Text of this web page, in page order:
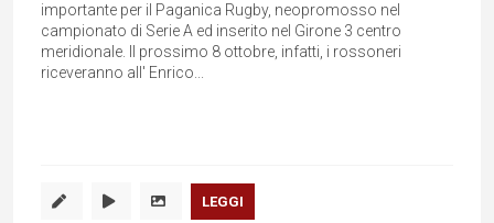
importante per il Paganica Rugby, neopromosso nel
campionato di Serie A ed inserito nel Girone 3 centro
meridionale. Il prossimo 8 ottobre, infatti, i rossoneri
riceveranno all' Enrico...
LEGGI